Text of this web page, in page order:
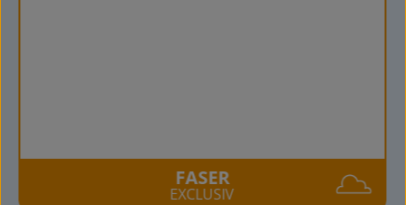
FASER
EXCLUSIV